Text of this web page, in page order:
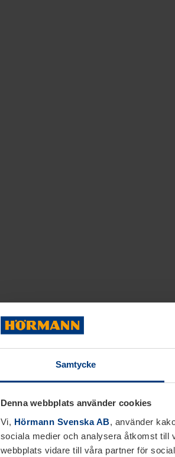
Samtycke
Denna webbplats använder cookies
Vi, Hörmann Svenska AB, använder
sociala medier och analysera åtkomst till
webbplats vidare till våra partner för